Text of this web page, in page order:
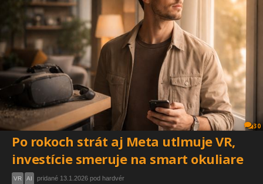
30
Po rokoch strát aj Meta utlmuje VR,
investície smeruje na smart okuliare
VR AI pridané 13.1.2026 pod hardvér